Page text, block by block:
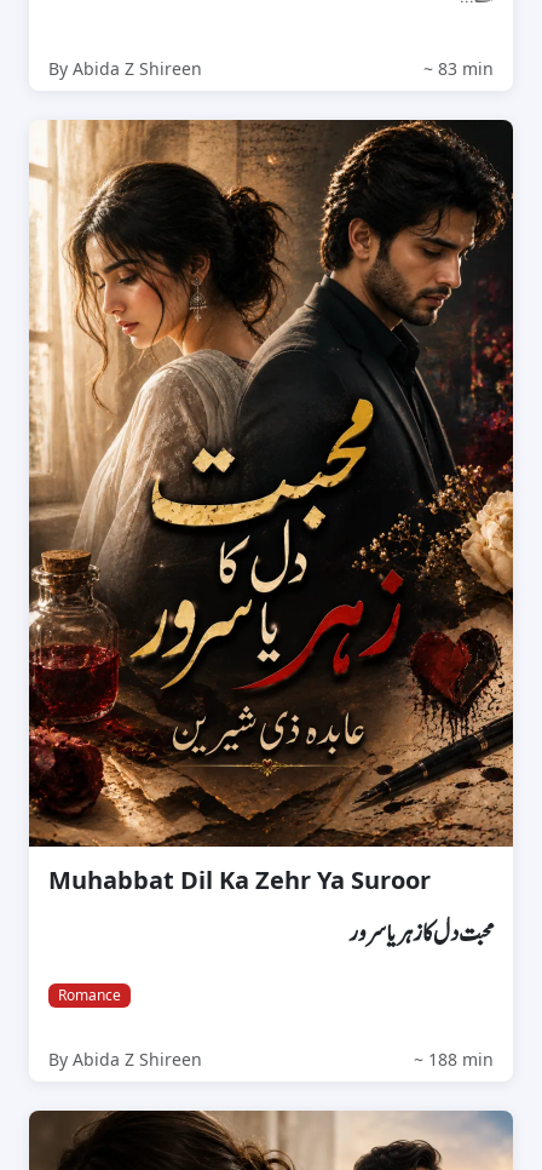
By Abida Z Shireen ~ 83 min
Muhabbat Dil Ka Zehr Ya Suroor
محبت دل کا زہر یا سرور
Romance
By Abida Z Shireen ~ 188 min